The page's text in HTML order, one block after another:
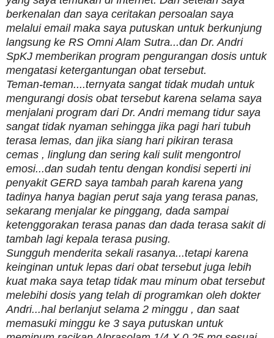
berkenalan dan saya ceritakan persoalan saya
melalui email maka saya putuskan untuk berkunjung
langsung ke RS Omni Alam Sutra...dan Dr. Andri
SpKJ memberikan program pengurangan dosis untuk
mengatasi ketergantungan obat tersebut.
Teman-teman....ternyata sangat tidak mudah untuk
mengurangi dosis obat tersebut karena selama saya
menjalani program dari Dr. Andri memang tidur saya
sangat tidak nyaman sehingga jika pagi hari tubuh
terasa lemas, dan jika siang hari pikiran terasa
cemas , linglung dan sering kali sulit mengontrol
emosi...dan sudah tentu dengan kondisi seperti ini
penyakit GERD saya tambah parah karena yang
tadinya hanya bagian perut saja yang terasa panas,
sekarang menjalar ke pinggang, dada sampai
ketenggorakan terasa panas dan dada terasa sakit di
tambah lagi kepala terasa pusing.
Sungguh menderita sekali rasanya...tetapi karena
keinginan untuk lepas dari obat tersebut juga lebih
kuat maka saya tetap tidak mau minum obat tersebut
melebihi dosis yang telah di programkan oleh dokter
Andri...hal berlanjut selama 2 minggu , dan saat
memasuki minggu ke 3 saya putuskan untuk